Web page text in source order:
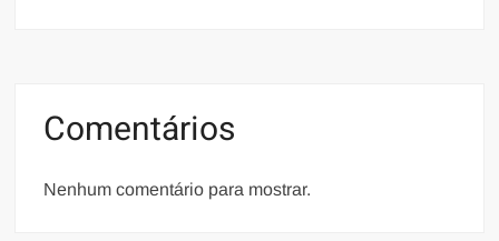
Comentários
Nenhum comentário para mostrar.